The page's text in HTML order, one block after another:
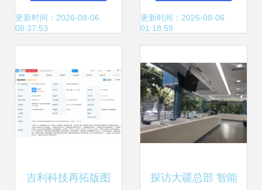
高价位并存，智能
新变革
更新时间：2026-08-06
08:37:53
器产业迎来新里程
更新时间：2026-08-06
01:18:59
吉利科技再拓版图 探访大疆总部 智能